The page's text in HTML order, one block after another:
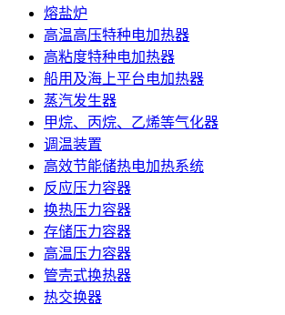
熔盐炉
高温高压特种电加热器
高粘度特种电加热器
船用及海上平台电加热器
蒸汽发生器
甲烷、丙烷、乙烯等气化器
调温装置
高效节能储热电加热系统
反应压力容器
换热压力容器
存储压力容器
高温压力容器
管壳式换热器
热交换器